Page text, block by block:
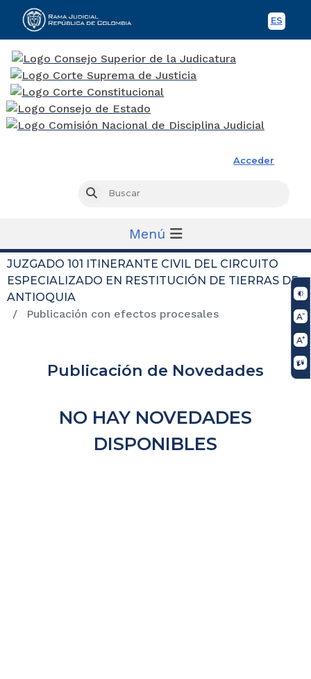
ES
Acceder
Buscar
Menú
JUZGADO 101 ITINERANTE CIVIL DEL CIRCUITO
ESPECIALIZADO EN RESTITUCIÓN DE TIERRAS DE
ANTIOQUIA
Publicación con efectos procesales
Publicación de Novedades
NO HAY NOVEDADES
DISPONIBLES